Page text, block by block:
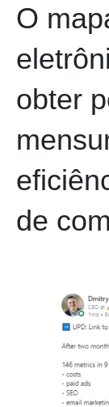
O
obter
de